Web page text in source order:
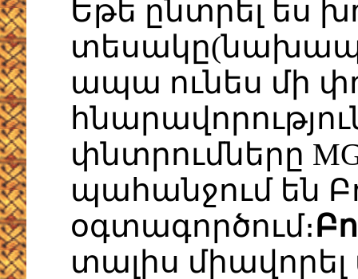
Եթե ընտրել ես
ապա ունես մի
փնտրումները
պահանջում են
օգտագործում։
տալիս